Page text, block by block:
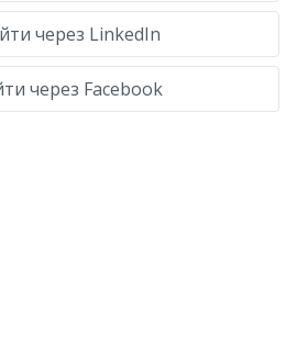
через LinkedIn
через Facebook